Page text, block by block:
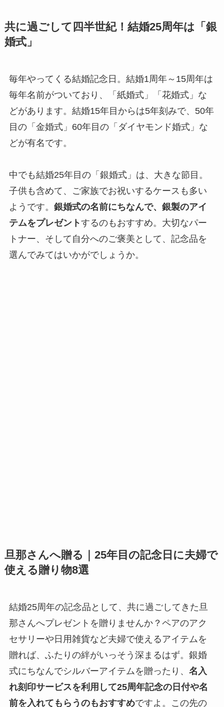
共に過ごして四半世紀！結婚25周年は「銀
婚式」
毎年やってくる結婚記念日。結婚1周年～15周年は
毎年名前がついており、「紙婚式」「花婚式」な
どがあります。結婚15年目からは5年刻みで、50年
目の「金婚式」60年目の「ダイヤモンド婚式」な
どが有名です。
中でも結婚25年目の「銀婚式」は、大きな節目。
子供も含めて、ご家族でお祝いするケースも多い
ようです。 銀婚式の名前にちなんで、銀製のアイ
テムをプレゼントするのもおすすめ。大切なパー
トナー、そして自分へのご褒美として、記念品を
選んでみてはいかがでしょうか。
旦那さんへ贈る｜25年目の記念日に夫婦で
使える贈り物8選
結婚25周年の記念品として、共に過ごしてきた旦
那さんへプレゼントを贈りませんか？ペアのアク
セサリーや日用雑貨など夫婦で使えるアイテムを
贈れば、ふたりの絆がいっそう深まるはず。銀婚
式にちなんでシルバーアイテムを贈ったり、 名入
れ刻印サービスを利用して25周年記念の日付や名
前を入れてもらうのもおすすめですよ。この先の